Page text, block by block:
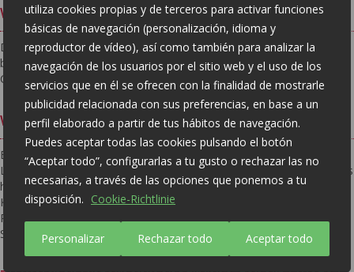
utiliza cookies propias y de terceros para activar funciones
básicas de navegación (personalización, idioma y
reproductor de vídeo), así como también para analizar la
navegación de los usuarios por el sitio web y el uso de los
servicios que en él se ofrecen con la finalidad de mostrarle
publicidad relacionada con sus preferencias, en base a un
perfil elaborado a partir de tus hábitos de navegación.
Puedes aceptar todas las cookies pulsando el botón
“Aceptar todo”, configurarlas a tu gusto o rechazar las no
necesarias, a través de las opciones que ponemos a tu
disposición. Cookie-Richtlinie
Personalizar Rechazar todo Aceptar todo
Was bedeutet ElPozo?
Der Name ELPOZO hat seinen Ursprung in der Eröffnung eines
bescheidenen Lebensmittelgeschäfts auf dem Platz „El Pozo
Concejil“ in Alhama de Murcia, in der Region Murcia.
Welche Produkte verkauft ElPozo?
ELPOZO ALIMENTACIÓN bietet eine breite Palette von
Lebensmittellösungen an, die von frischen und frisch zubereiteten bis
hin zu verarbeiteten Produkten in allen Kategorien reichen:
Kochschinken, Aufschnitt, Würstchen, Dauerwurst, Salami,
Paprikawurst, Paprikastreichwurst, Hartwurst, Bratwurst und
Schinken, sowohl vom weißen als auch vom iberischen Schwein.